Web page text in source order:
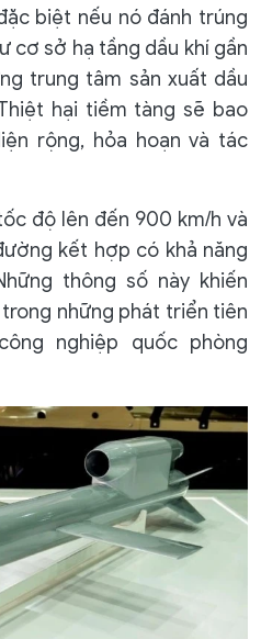
biệt nếu nó đánh trúng
cơ sở hạ tầng dầu khí gần
trung tâm sản xuất dầu
hại tiềm tàng sẽ bao
rộng, hỏa hoạn và tác
độ lên đến 900 km/h và
kết hợp có khả năng
thông số này khiến
những phát triển tiên
nghiệp quốc phòng